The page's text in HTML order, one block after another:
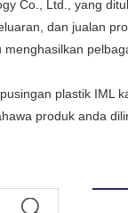
Co., Ltd., yang
dan jualan
plastik IML
produk anda